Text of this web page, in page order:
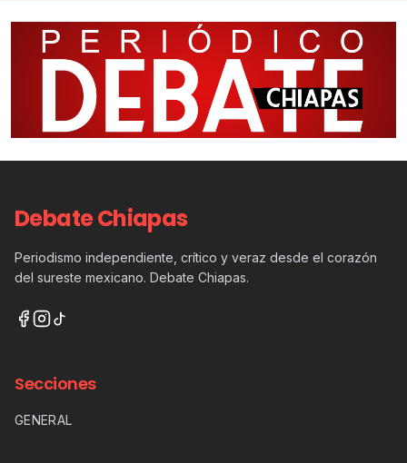
Debate Chiapas
Periodismo independiente, crítico y veraz desde el corazón
del sureste mexicano. Debate Chiapas.
Secciones
GENERAL